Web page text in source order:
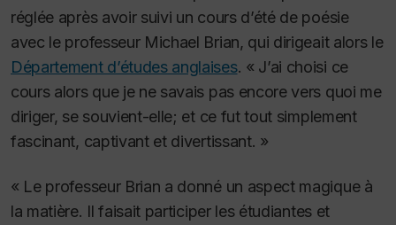
réglée après avoir suivi un cours d’été de poésie
avec le professeur Michael Brian, qui dirigeait alors le
Département d’études anglaises. « J’ai choisi ce
cours alors que je ne savais pas encore vers quoi me
diriger, se souvient-elle; et ce fut tout simplement
fascinant, captivant et divertissant. »
« Le professeur Brian a donné un aspect magique à
la matière. Il faisait participer les étudiantes et